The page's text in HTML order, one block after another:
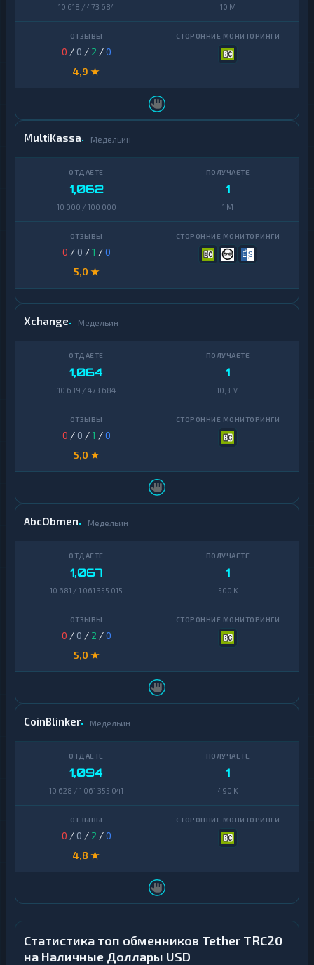
10 618 / 473 684 10 M
0 / 0 / 2 /0
4,9 ★
MultiKassa Медельин
1,062
10 000 / 100 000
1
1 M
0 / 0 /1 /0
5,0 ★
Xchange Медельин
1,064
10 639 / 473 684
1
10,3 M
0 / 0 /1 /0
5,0 ★
AbcObmen Медельин
1,067
10 681 / 1 061 355 015
1
500 K
0 / 0 / 2 /0
5,0 ★
CoinBlinker Медельин
1,094
10 628 / 1 061 355 041
1
490 K
0 / 0 / 2 /0
4,8 ★
Статистика топ обменников Tether TRC20
на Наличные Доллары USD